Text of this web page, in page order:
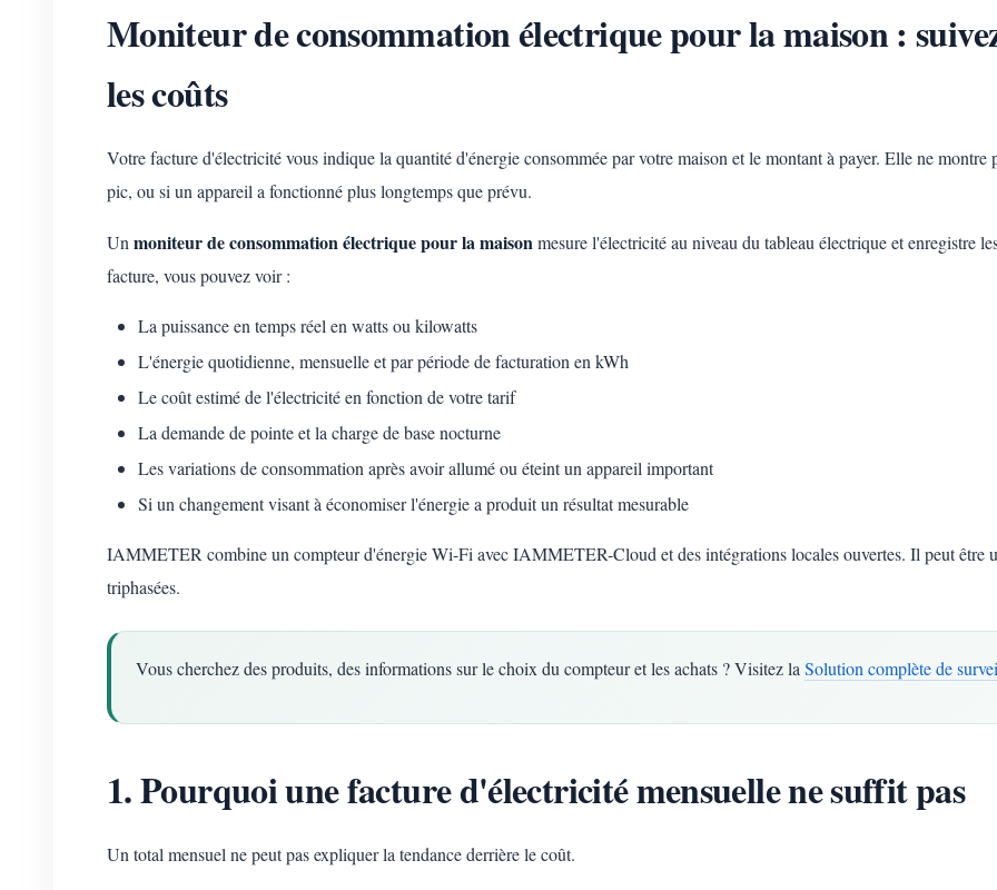
Moniteur de consommation électrique pour la maison :
les coûts
Votre facture d'électricité vous indique la quantité d'énergie consommée par votre maison et le montant à payer. Elle ne
pic, ou si un appareil a fonctionné plus longtemps que prévu.
Un moniteur de consommation électrique pour la maisonmesure l'électricité au niveau du tableau électrique et enregistre
facture, vous pouvez voir :
La puissance en temps réel en watts ou kilowatts
L'énergie quotidienne, mensuelle et par période de facturation en kWh
Le coût estimé de l'électricité en fonction de votre tarif
La demande de pointe et la charge de base nocturne
Les variations de consommation après avoir allumé ou éteint un appareil important
Si un changement visant à économiser l'énergie a produit un résultat mesurable
IAMMETER combine un compteur d'énergie Wi-Fi avec IAMMETER-Cloud et des intégrations locales ouvertes. Il peut être
triphasées.
Vous cherchez des produits, des informations sur le choix du compteur et les achats ? Visitez la Solution complète de
1. Pourquoi une facture d'électricité mensuelle ne suffit pas
Un total mensuel ne peut pas expliquer la tendance derrière le coût.